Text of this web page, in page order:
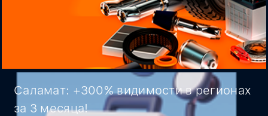
Саламат: +300% видимости в регионах
за 3 месяца!